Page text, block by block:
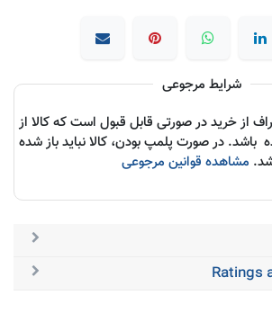
شرایط مرجوعی
از خرید در صورتی قابل قبول است که کالا از
باشد. در صورت پلمپ بودن، کالا نباید باز شده
مشاهده قوانین مرجوعی
Ratings